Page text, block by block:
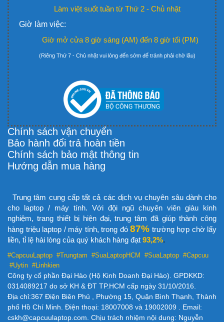
Làm việt suốt tuần từ Thứ 2 - Chủ nhật
Giờ làm việc:
Giờ mở cửa 8 giờ sáng (AM) đến 8 giờ tối (PM)
(Riêng Thứ 7 - Chủ nhật vui lòng đến sớm để tránh phải chờ lâu)
Chính sách vận chuyển
Bảo hành đổi trả hoàn tiền
Chính sách bảo mật thông tin
Hướng dẫn mua hàng
Trung tâm cung cấp tất cả các dịch vụ chuyên sâu dành cho
cho laptop / máy tính. Với đội ngũ chuyên viên giàu kinh
nghiệm, trang thiết bị hiện đại, trung tâm đã giúp thành công
hàng triệu laptop / máy tính, trong đó 87% trường hợp chờ lấy
liền, tỉ lệ hài lòng của quý khách hàng đạt 93,2%.
#CapcuuLaptop #Trungtam #SuaLaptopHCM
#SuaLaptop #Capcuu
#Uytin #Linhkien
Công ty cổ phần Đại Hào (Hộ Kinh Doanh Đại Hào). GPDKKD:
0314089217 do sở KH & ĐT TP.HCM cấp ngày 31/10/2016.
Địa chỉ:367 Điện Biên Phủ , Phường 15, Quận Bình Thạnh, Thành
phố Hồ Chí Minh. Điện thoại: 18007008 và 19002009 . Email:
cskh@capcuulaptop.com. Chịu trách nhiệm nội dung: Nguyễn